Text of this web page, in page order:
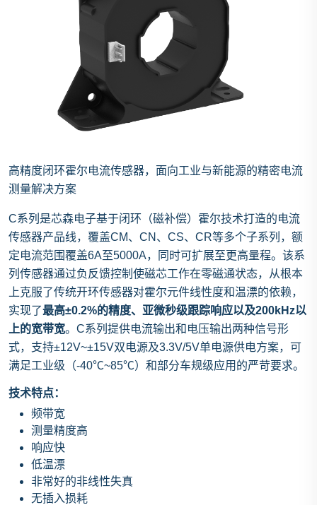
高精度闭环霍尔电流传感器，面向工业与新能源的精密电流
测量解决方案
C系列是芯森电子基于闭环（磁补偿）霍尔技术打造的电流
传感器产品线，覆盖CM、CN、CS、CR等多个子系列，额
定电流范围覆盖6A至5000A，同时可扩展至更高量程。该系
列传感器通过负反馈控制使磁芯工作在零磁通状态，从根本
上克服了传统开环传感器对霍尔元件线性度和温漂的依赖，
实现了最高±0.2%的精度、亚微秒级跟踪响应以及200kHz以
上的宽带宽。C系列提供电流输出和电压输出两种信号形
式，支持±12V~±15V双电源及3.3V/5V单电源供电方案，可
满足工业级（-40℃~85℃）和部分车规级应用的严苛要求。
技术特点：
频带宽
测量精度高
响应快
低温漂
非常好的非线性失真
无插入损耗